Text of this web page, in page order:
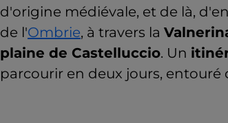
d'origine médiévale, et de là,
de l'Ombrie, à travers la
plaine de Castelluccio. Un
parcourir en deux jours, entouré